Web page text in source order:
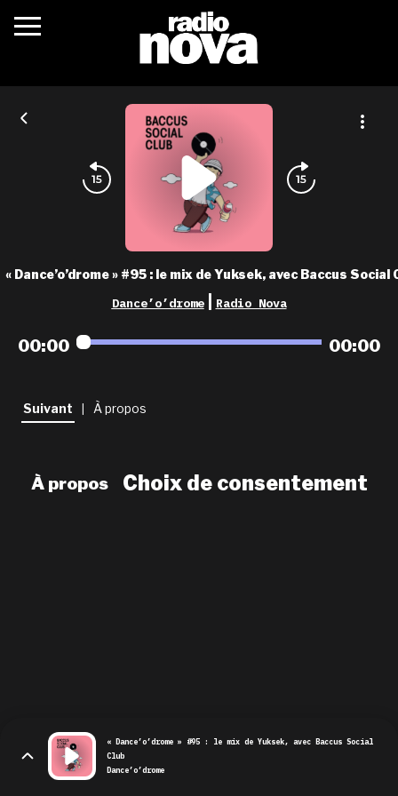
c’était quoi ?
podcasts
nova aime
les grilles
playlists
newsletter
« Dance’o’drome » #95 : le mix de Yuksek, avec Baccus Social
Dance’o’drome Radio Nova
00:00 00:00
Suivant À propos
À propos Choix de consentement
« Dance’o’drome » #95 : le mix de Yuksek, avec Baccus Social
Club
Dance’o’drome